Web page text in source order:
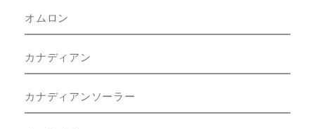
オムロン
カナディアン
カナディアンソーラー